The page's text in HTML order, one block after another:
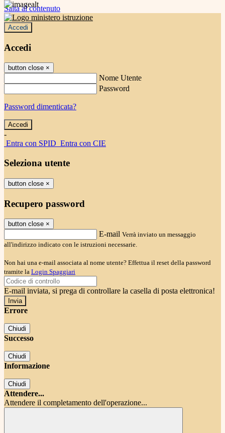
Salta al contenuto
Accedi
Accedi
button close ×
Nome Utente
Password
Password dimenticata?
-
Entra con SPID Entra con CIE
Seleziona utente
button close ×
Recupero password
button close ×
E-mail Verrà inviato un messaggio
all'indirizzo indicato con le istruzioni necessarie.
Non hai una e-mail associata al nome utente? Effettua il reset della password
tramite la Login Spaggiari
E-mail inviata, si prega di controllare la casella di posta elettronica!
Errore
Chiudi
Successo
Chiudi
Informazione
Chiudi
Attendere...
Attendere il completamento dell'operazione...